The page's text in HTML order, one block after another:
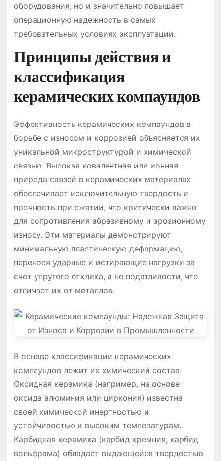
оборудования, но и значительно повышает
операционную надежность в самых
требовательных условиях эксплуатации.
Принципы действия и
классификация
керамических компаундов
Эффективность керамических компаундов в
борьбе с износом и коррозией объясняется их
уникальной микроструктурой и химической
связью. Высокая ковалентная или ионная
природа связей в керамических материалах
обеспечивает исключительную твердость и
прочность при сжатии, что критически важно
для сопротивления абразивному и эрозионному
износу. Эти материалы демонстрируют
минимальную пластическую деформацию,
перенося ударные и истирающие нагрузки за
счет упругого отклика, а не податливости, что
отличает их от металлов.
В основе классификации керамических
компаундов лежит их химический состав.
Оксидная керамика (например, на основе
оксида алюминия или циркония) известна
своей химической инертностью и
устойчивостью к высоким температурам.
Карбидная керамика (карбид кремния, карбид
вольфрама) обладает выдающейся твердостью